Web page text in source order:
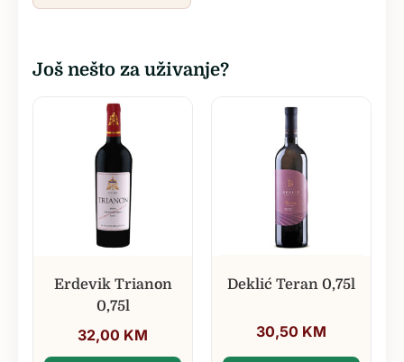
Još nešto za uživanje?
Erdevik Trianon
0,75l
32,00 KM
Deklić Teran 0,75l
30,50 KM